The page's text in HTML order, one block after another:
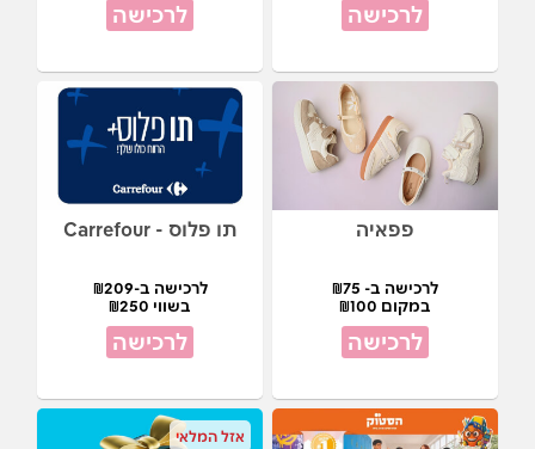
לרכישה לרכישה
פפאיה
לרכישה ב- ₪75
במקום ₪100
לרכישה
תו פלוס - Carrefour
לרכישה ב-₪209
בשווי ₪250
לרכישה
אזל המלאי